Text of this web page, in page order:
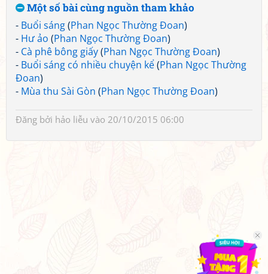
Một số bài cùng nguồn tham khảo
- Buổi sáng(Phan Ngọc Thường Đoan)
- Hư ảo (Phan Ngọc Thường Đoan)
- Cà phê bông giấy(Phan Ngọc Thường Đoan)
- Buổi sáng có nhiều chuyện kể(Phan Ngọc Thường
Đoan)
- Mùa thu Sài Gòn (Phan Ngọc Thường Đoan)
Đăng bởi hảo liễu vào 20/10/2015 06:00